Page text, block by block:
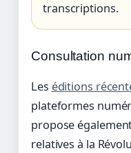
transcriptions.
Consultation
Les éditions
plateformes
propose
relatives à la